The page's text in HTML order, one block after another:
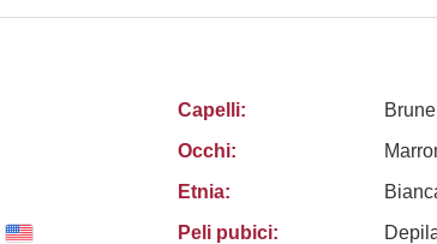
Capelli:
Brune
Occhi:
Etnia:
Peli pubici: